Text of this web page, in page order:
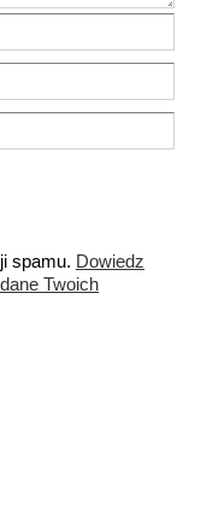
spamu. Dowiedz
Twoich